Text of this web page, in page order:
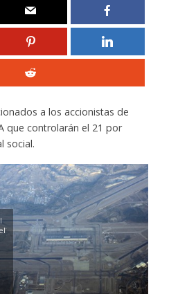
a los accionistas de
que controlarán el 21 por
social.